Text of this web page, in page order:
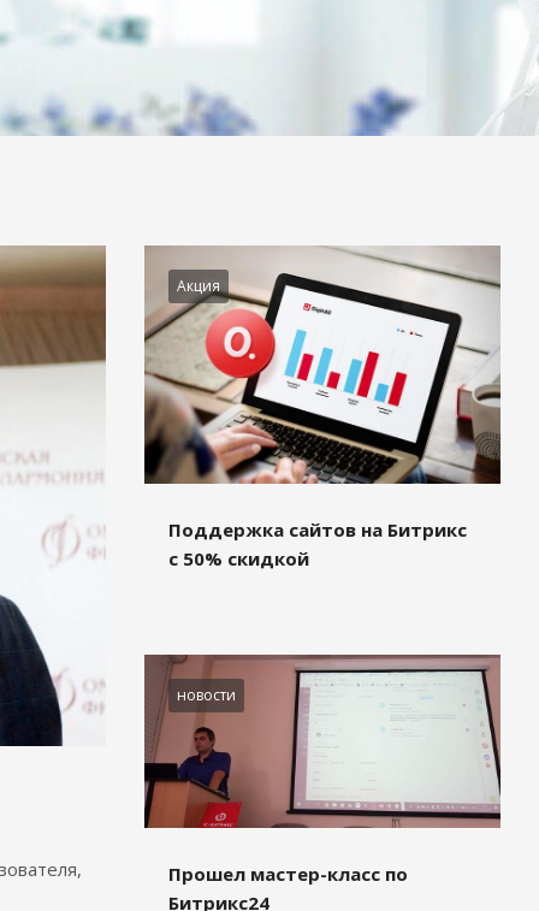
Акция
Поддержка сайтов на Битрикс
с 50% скидкой
новости
Прошел мастер-класс по
Битрикс24